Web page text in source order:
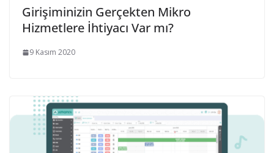
Girişiminizin Gerçekten Mikro
Hizmetlere İhtiyacı Var mı?
9 Kasım 2020